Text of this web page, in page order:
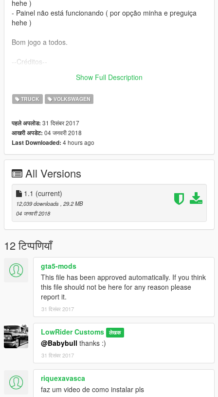
hehe )
- Painel não está funcionando ( por opção minha e preguiça
hehe )
Bom jogo a todos.
--Créditos--
Autor: Vagalume3D, Igor 3D e outros.
Show Full Description
TRUCK VOLKSWAGEN
पहले अपलोड: 31 दिसंबर 2017
आखरी अपडेट: 04 जनवरी 2018
Last Downloaded: 4 hours ago
All Versions
1.1 (current)
12,039 downloads , 29.2 MB
04 जनवरी 2018
12 टिप्पणियाँ
gta5-mods
This file has been approved automatically. If you think
this file should not be here for any reason please
report it.
31 दिसंबर 2017
LowRider Customs लेखक
@Babybull thanks :)
31 दिसंबर 2017
riquexavasca
faz um video de como instalar pls